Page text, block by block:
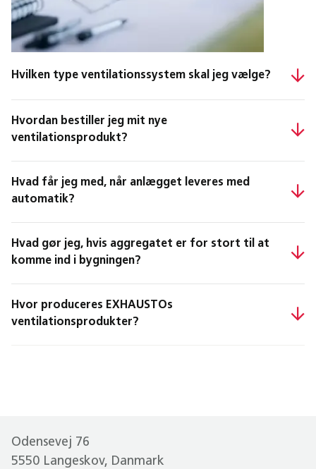
Hvilken type ventilationssystem skal jeg vælge?
Hvordan bestiller jeg mit nye
ventilationsprodukt?
Hvad får jeg med, når anlægget leveres med
automatik?
Hvad gør jeg, hvis aggregatet er for stort til at
komme ind i bygningen?
Hvor produceres EXHAUSTOs
ventilationsprodukter?
Odensevej 76
5550 Langeskov, Danmark